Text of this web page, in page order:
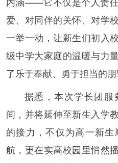
爱、对同伴的关怀、对学
一举一动，让新生们初入
级中学大家庭的温暖与力
了乐于奉献、勇于担当的朋
据悉，本次学长团服
间，并将延伸至新生入学
的接力，不仅为高一新
航，更在实高校园里悄然